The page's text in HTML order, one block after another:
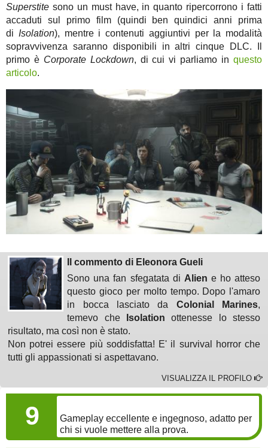
Superstite sono un must have, in quanto ripercorrono i fatti
accaduti sul primo film (quindi ben quindici anni prima
di Isolation), mentre i contenuti aggiuntivi per la modalità
sopravvivenza saranno disponibili in altri cinque DLC. Il
primo è Corporate Lockdown, di cui vi parliamo inquesto
articolo.
Il commento di Eleonora Gueli
Sono una fan sfegatata di Alien e ho atteso
questo gioco per molto tempo. Dopo l'amaro
in bocca lasciato da Colonial Marines,
temevo che
Isolation ottenesse lo stesso
risultato, ma così non è stato.
Non potrei essere più soddisfatta! E' il survival horror che
tutti gli appassionati si aspettavano.
VISUALIZZA IL PROFILO
9
Gameplay eccellente e ingegnoso, adatto per
chi si vuole mettere alla prova.